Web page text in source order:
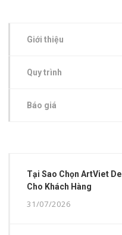
Giới thiệu
Quy trình
Báo giá
Tại Sao Chọn ArtViet
Cho Khách Hàng
31/07/2026